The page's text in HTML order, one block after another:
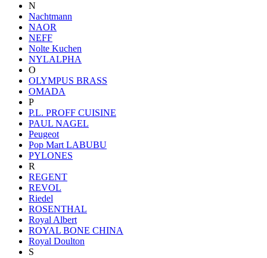
N
Nachtmann
NAOR
NEFF
Nolte Kuchen
NYLALPHA
O
OLYMPUS BRASS
OMADA
P
P.L. PROFF CUISINE
PAUL NAGEL
Peugeot
Pop Mart LABUBU
PYLONES
R
REGENT
REVOL
Riedel
ROSENTHAL
Royal Albert
ROYAL BONE CHINA
Royal Doulton
S